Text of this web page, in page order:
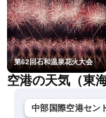
第62回石和温泉花火大会
空港の天気（東海
中部国際空港セン